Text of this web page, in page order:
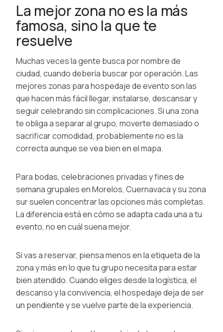
La mejor zona no es la más
famosa, sino la que te
resuelve
Muchas veces la gente busca por nombre de
ciudad, cuando debería buscar por operación. Las
mejores zonas para hospedaje de evento son las
que hacen más fácil llegar, instalarse, descansar y
seguir celebrando sin complicaciones. Si una zona
te obliga a separar al grupo, moverte demasiado o
sacrificar comodidad, probablemente no es la
correcta aunque se vea bien en el mapa.
Para bodas, celebraciones privadas y fines de
semana grupales en Morelos, Cuernavaca y su zona
sur suelen concentrar las opciones más completas.
La diferencia está en cómo se adapta cada una a tu
evento, no en cuál suena mejor.
Si vas a reservar, piensa menos en la etiqueta de la
zona y más en lo que tu grupo necesita para estar
bien atendido. Cuando eliges desde la logística, el
descanso y la convivencia, el hospedaje deja de ser
un pendiente y se vuelve parte de la experiencia.